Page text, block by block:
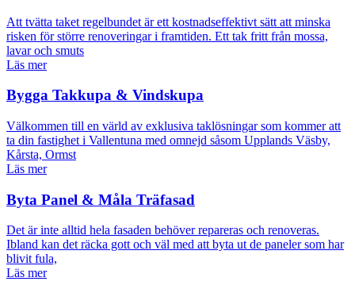
Att tvätta taket regelbundet är ett kostnadseffektivt sätt att minska
risken för större renoveringar i framtiden. Ett tak fritt från mossa,
lavar och smuts
Läs mer
Bygga Takkupa & Vindskupa
Välkommen till en värld av exklusiva taklösningar som kommer att
ta din fastighet i Vallentuna med omnejd såsom Upplands Väsby,
Kårsta, Ormst
Läs mer
Byta Panel & Måla Träfasad
Det är inte alltid hela fasaden behöver repareras och renoveras.
Ibland kan det räcka gott och väl med att byta ut de paneler som har
blivit fula,
Läs mer